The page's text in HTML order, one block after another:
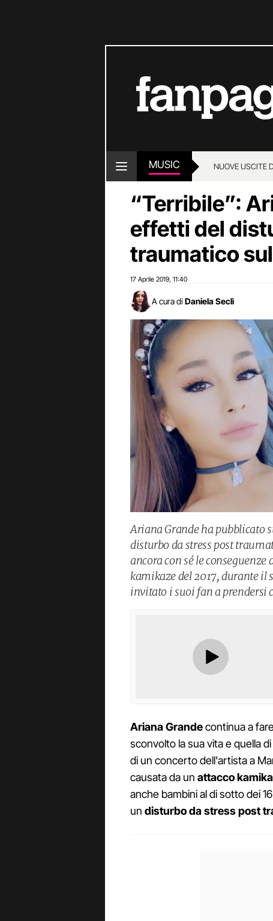
MUSIC NUOVE USCITE
“Terribile”:
effetti del
traumatico
17 Aprile 2019 11:40
A cura di Daniela Seclì
Ariana Grande ha pubblicato
disturbo da stress post
ancora con sé le
kamikaze del 2017, durante il
invitato i suoi fan a prendersi
Ariana Grandecontinua a
sconvolto la sua vita e quella
di un concerto dell'artista a
causata da un attacco
anche bambini al di sotto dei
un disturbo da stress post